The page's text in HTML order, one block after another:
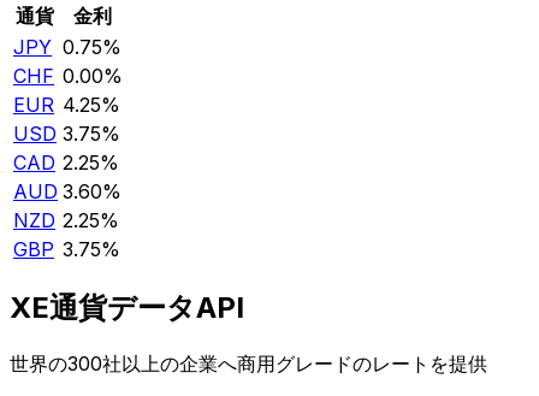
通貨
金利
JPY 0.75%
CHF 0.00%
EUR 4.25%
USD 3.75%
CAD 2.25%
AUD 3.60%
NZD 2.25%
GBP 3.75%
XE通貨データAPI
世界の300社以上の企業へ商用グレードのレートを提供